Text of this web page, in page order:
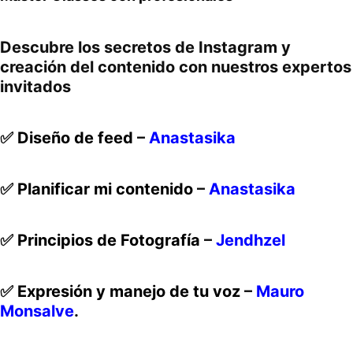
Descubre los secretos de Instagram y
creación del contenido con nuestros expertos
invitados
✅ Diseño de feed – Anastasika
✅ Planificar mi contenido – Anastasika
✅ Principios de Fotografía – Jendhzel
✅ Expresión y manejo de tu voz – Mauro
Monsalve.